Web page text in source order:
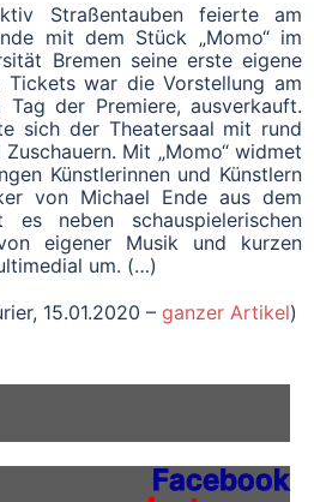
Straßentauben feierte am
mit dem Stück „Momo“ im
Bremen seine erste eigene
Tickets war die Vorstellung am
Tag der Premiere, ausverkauft.
sich der Theatersaal mit rund
Mit „Momo“ widmet
Künstlerinnen und Künstlern
von Michael Ende aus dem
neben schauspielerischen
eigener Musik und kurzen
um. (…)
15.01.2020 – ganzer Artikel)
Facebook